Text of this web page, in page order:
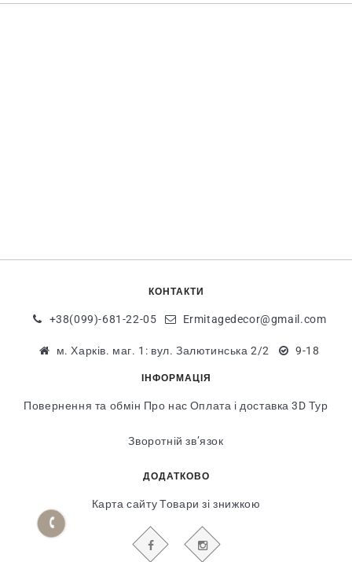
КОНТАКТИ
+38(099)-681-22-05 Ermitagedecor@gmail.com
м. Харків. маг. 1: вул. Залютинська 2/2 9-18
ІНФОРМАЦІЯ
Повернення та обмін Про нас Оплата і доставка 3D Тур
Зворотній зв’язок
ДОДАТКОВО
Карта сайту Товари зі знижкою